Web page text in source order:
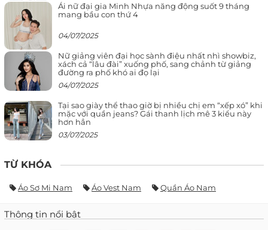
Ái nữ đại gia Minh Nhựa năng động suốt 9 tháng
mang bầu con thứ 4
04/07/2025
Nữ giảng viên đại học sành điệu nhất nhì showbiz,
xách cả “lâu đài” xuống phố, sang chảnh từ giảng
đường ra phố khó ai đọ lại
04/07/2025
Tại sao giày thể thao giờ bị nhiều chị em “xếp xó” khi
mặc với quần jeans? Gái thanh lịch mê 3 kiểu này
hơn hẳn
03/07/2025
TỪ KHÓA
Áo Sơ Mi Nam Áo Vest Nam Quần Áo Nam
Thông tin nổi bật